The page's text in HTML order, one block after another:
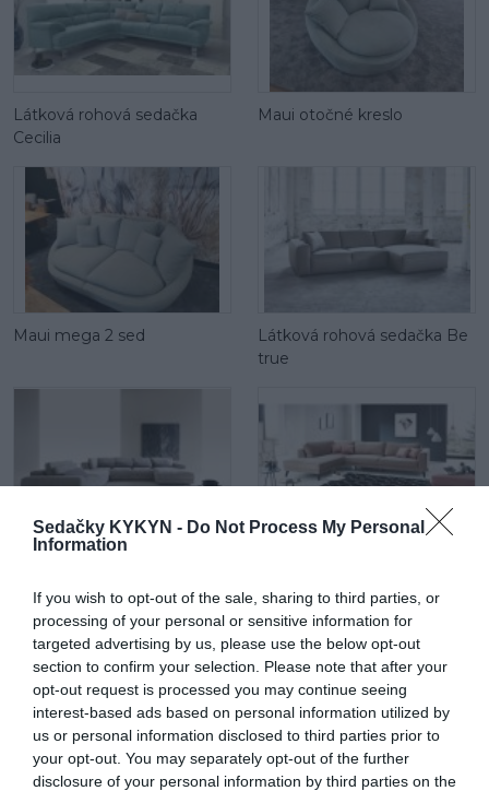
Sedačky KYKYN - Do Not Process My Personal
Information
If you wish to opt-out of the sale, sharing to third parties, or
processing of your personal or sensitive information for
targeted advertising by us, please use the below opt-out
section to confirm your selection. Please note that after your
opt-out request is processed you may continue seeing
interest-based ads based on personal information utilized by
us or personal information disclosed to third parties prior to
your opt-out. You may separately opt-out of the further
disclosure of your personal information by third parties on the
Látková rohová sedačka
Cecilia
Maui otočné kreslo
Maui mega 2 sed
Látková rohová sedačka Be
true
Be comfy v koži
POPIS PRODUKTU
Technická špecifikácia
Materiál svietidla
kov